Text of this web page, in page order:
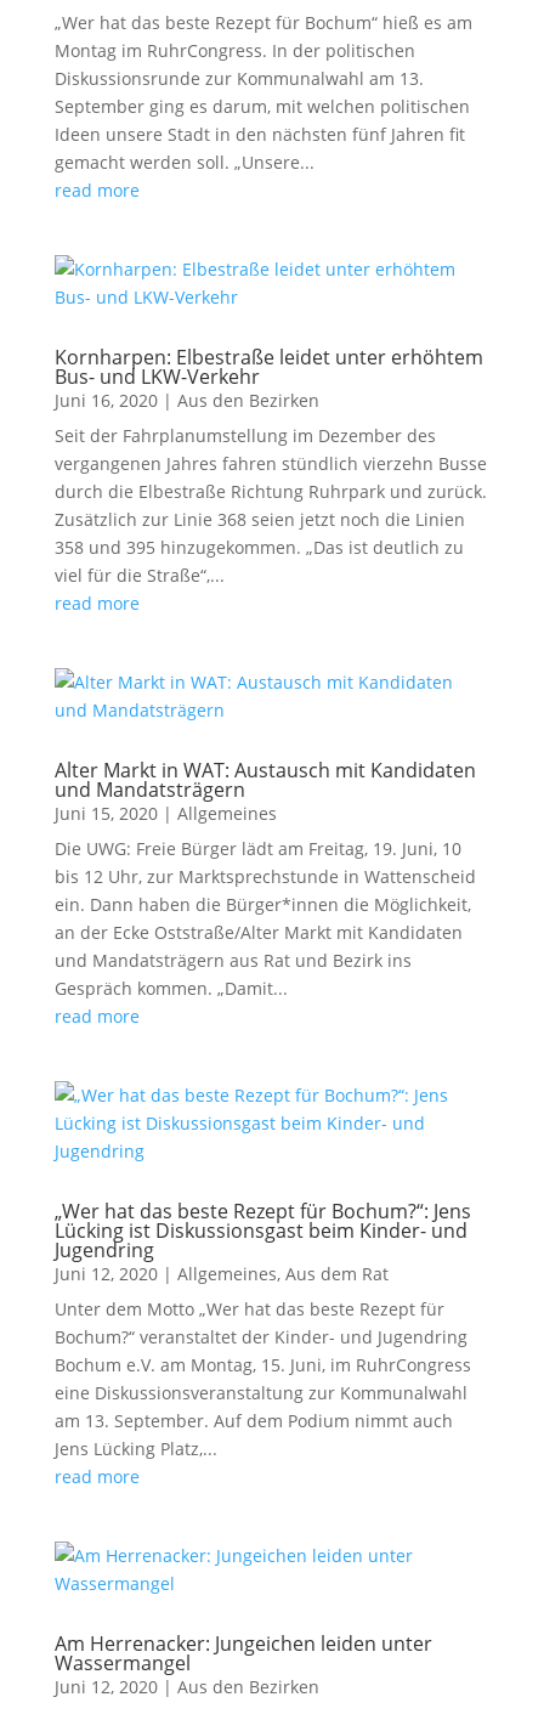
„Wer hat das beste Rezept für Bochum“ hieß es am
Montag im RuhrCongress. In der politischen
Diskussionsrunde zur Kommunalwahl am 13.
September ging es darum, mit welchen politischen
Ideen unsere Stadt in den nächsten fünf Jahren fit
gemacht werden soll. „Unsere...
read more
Kornharpen: Elbestraße leidet unter erhöhtem
Bus- und LKW-Verkehr
Juni 16, 2020| Aus den Bezirken
Seit der Fahrplanumstellung im Dezember des
vergangenen Jahres fahren stündlich vierzehn Busse
durch die Elbestraße Richtung Ruhrpark und zurück.
Zusätzlich zur Linie 368 seien jetzt noch die Linien
358 und 395 hinzugekommen. „Das ist deutlich zu
viel für die Straße“,...
read more
Alter Markt in WAT: Austausch mit Kandidaten
und Mandatsträgern
Juni 15, 2020| Allgemeines
Die UWG: Freie Bürger lädt am Freitag, 19. Juni, 10
bis 12 Uhr, zur Marktsprechstunde in Wattenscheid
ein. Dann haben die Bürger*innen die Möglichkeit,
an der Ecke Oststraße/Alter Markt mit Kandidaten
und Mandatsträgern aus Rat und Bezirk ins
Gespräch kommen. „Damit...
read more
„Wer hat das beste Rezept für Bochum?“: Jens
Lücking ist Diskussionsgast beim Kinder- und
Jugendring
Juni 12, 2020| Allgemeines, Aus dem Rat
Unter dem Motto „Wer hat das beste Rezept für
Bochum?“ veranstaltet der Kinder- und Jugendring
Bochum e.V. am Montag, 15. Juni, im RuhrCongress
eine Diskussionsveranstaltung zur Kommunalwahl
am 13. September. Auf dem Podium nimmt auch
Jens Lücking Platz,...
read more
Am Herrenacker: Jungeichen leiden unter
Wassermangel
Juni 12, 2020| Aus den Bezirken